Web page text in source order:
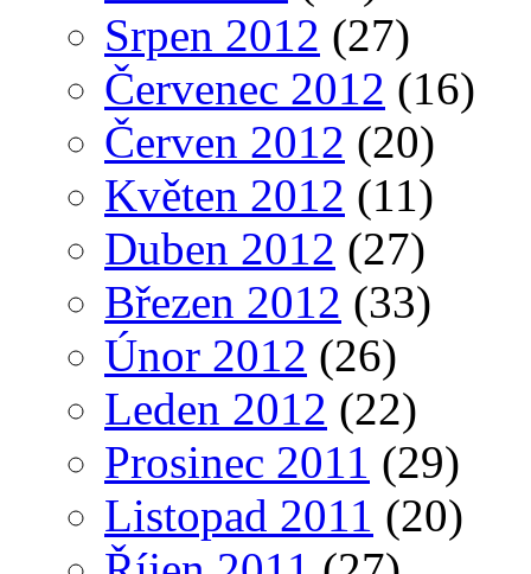
Srpen 2012 (27)
Červenec 2012 (16)
Červen 2012 (20)
Květen 2012 (11)
Duben 2012 (27)
Březen 2012 (33)
Únor 2012 (26)
Leden 2012 (22)
Prosinec 2011 (29)
Listopad 2011 (20)